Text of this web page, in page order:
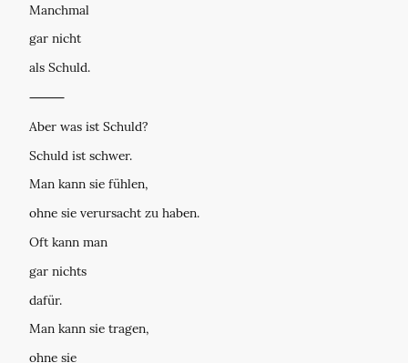
Manchmal
gar nicht
als Schuld.
⸻
Aber was ist Schuld?
Schuld ist schwer.
Man kann sie fühlen,
ohne sie verursacht zu haben.
Oft kann man
gar nichts
dafür.
Man kann sie tragen,
ohne sie